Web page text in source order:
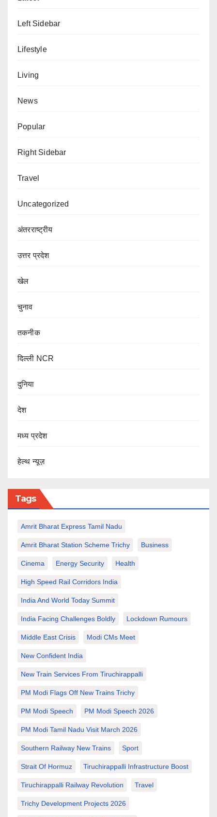
Left Sidebar
Lifestyle
Living
News
Popular
Right Sidebar
Travel
Uncategorized
अंतरराष्ट्रीय
उत्तर प्रदेश
खेल
चुनाव
तकनीक
दिल्ली NCR
दुनिया
देश
मध्य प्रदेश
हेल्थ न्यूज़
Tags
Amrit Bharat Express Tamil Nadu
Amrit Bharat Station Scheme Trichy Business
Cinema Energy Security Health
High Speed Rail Corridors India
India And World Today Summit
India Facing Challenges Boldly Lockdown Rumours
Middle East Crisis Modi CMs Meet
New Confident India
New Train Services From Tiruchirappalli
PM Modi Flags Off New Trains Trichy
PM Modi Speech PM Modi Speech 2026
PM Modi Tamil Nadu Visit March 2026
Southern Railway New Trains Sport
Strait Of Hormuz Tiruchirappalli Infrastructure Boost
Tiruchirappalli Railway Revolution Travel
Trichy Development Projects 2026